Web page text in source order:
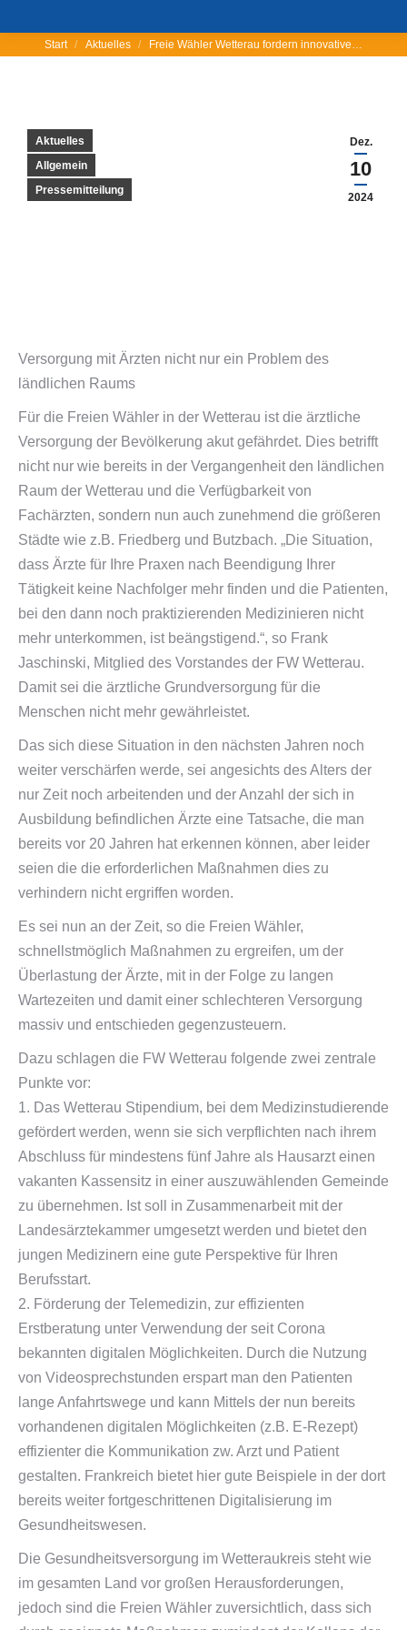
Sie befinden sich hier:
Start Aktuelles Freie Wähler Wetterau fordern innovative…
Dez.
10
2024
Aktuelles
Allgemein
Pressemitteilung
Versorgung mit Ärzten nicht nur ein Problem des
ländlichen Raums
Für die Freien Wähler in der Wetterau ist die ärztliche
Versorgung der Bevölkerung akut gefährdet. Dies betrifft
nicht nur wie bereits in der Vergangenheit den ländlichen
Raum der Wetterau und die Verfügbarkeit von
Fachärzten, sondern nun auch zunehmend die größeren
Städte wie z.B. Friedberg und Butzbach. „Die Situation,
dass Ärzte für Ihre Praxen nach Beendigung Ihrer
Tätigkeit keine Nachfolger mehr finden und die Patienten,
bei den dann noch praktizierenden Medizinieren nicht
mehr unterkommen, ist beängstigend.“, so Frank
Jaschinski, Mitglied des Vorstandes der FW Wetterau.
Damit sei die ärztliche Grundversorgung für die
Menschen nicht mehr gewährleistet.
Das sich diese Situation in den nächsten Jahren noch
weiter verschärfen werde, sei angesichts des Alters der
nur Zeit noch arbeitenden und der Anzahl der sich in
Ausbildung befindlichen Ärzte eine Tatsache, die man
bereits vor 20 Jahren hat erkennen können, aber leider
seien die die erforderlichen Maßnahmen dies zu
verhindern nicht ergriffen worden.
Es sei nun an der Zeit, so die Freien Wähler,
schnellstmöglich Maßnahmen zu ergreifen, um der
Überlastung der Ärzte, mit in der Folge zu langen
Wartezeiten und damit einer schlechteren Versorgung
massiv und entschieden gegenzusteuern.
Dazu schlagen die FW Wetterau folgende zwei zentrale
Punkte vor:
1. Das Wetterau Stipendium, bei dem Medizinstudierende
gefördert werden, wenn sie sich verpflichten nach ihrem
Abschluss für mindestens fünf Jahre als Hausarzt einen
vakanten Kassensitz in einer auszuwählenden Gemeinde
zu übernehmen. Ist soll in Zusammenarbeit mit der
Landesärztekammer umgesetzt werden und bietet den
jungen Medizinern eine gute Perspektive für Ihren
Berufsstart.
2. Förderung der Telemedizin, zur effizienten
Erstberatung unter Verwendung der seit Corona
bekannten digitalen Möglichkeiten. Durch die Nutzung
von Videosprechstunden erspart man den Patienten
lange Anfahrtswege und kann Mittels der nun bereits
vorhandenen digitalen Möglichkeiten (z.B. E-Rezept)
effizienter die Kommunikation zw. Arzt und Patient
gestalten. Frankreich bietet hier gute Beispiele in der dort
bereits weiter fortgeschrittenen Digitalisierung im
Gesundheitswesen.
Die Gesundheitsversorgung im Wetteraukreis steht wie
im gesamten Land vor großen Herausforderungen,
jedoch sind die Freien Wähler zuversichtlich, dass sich